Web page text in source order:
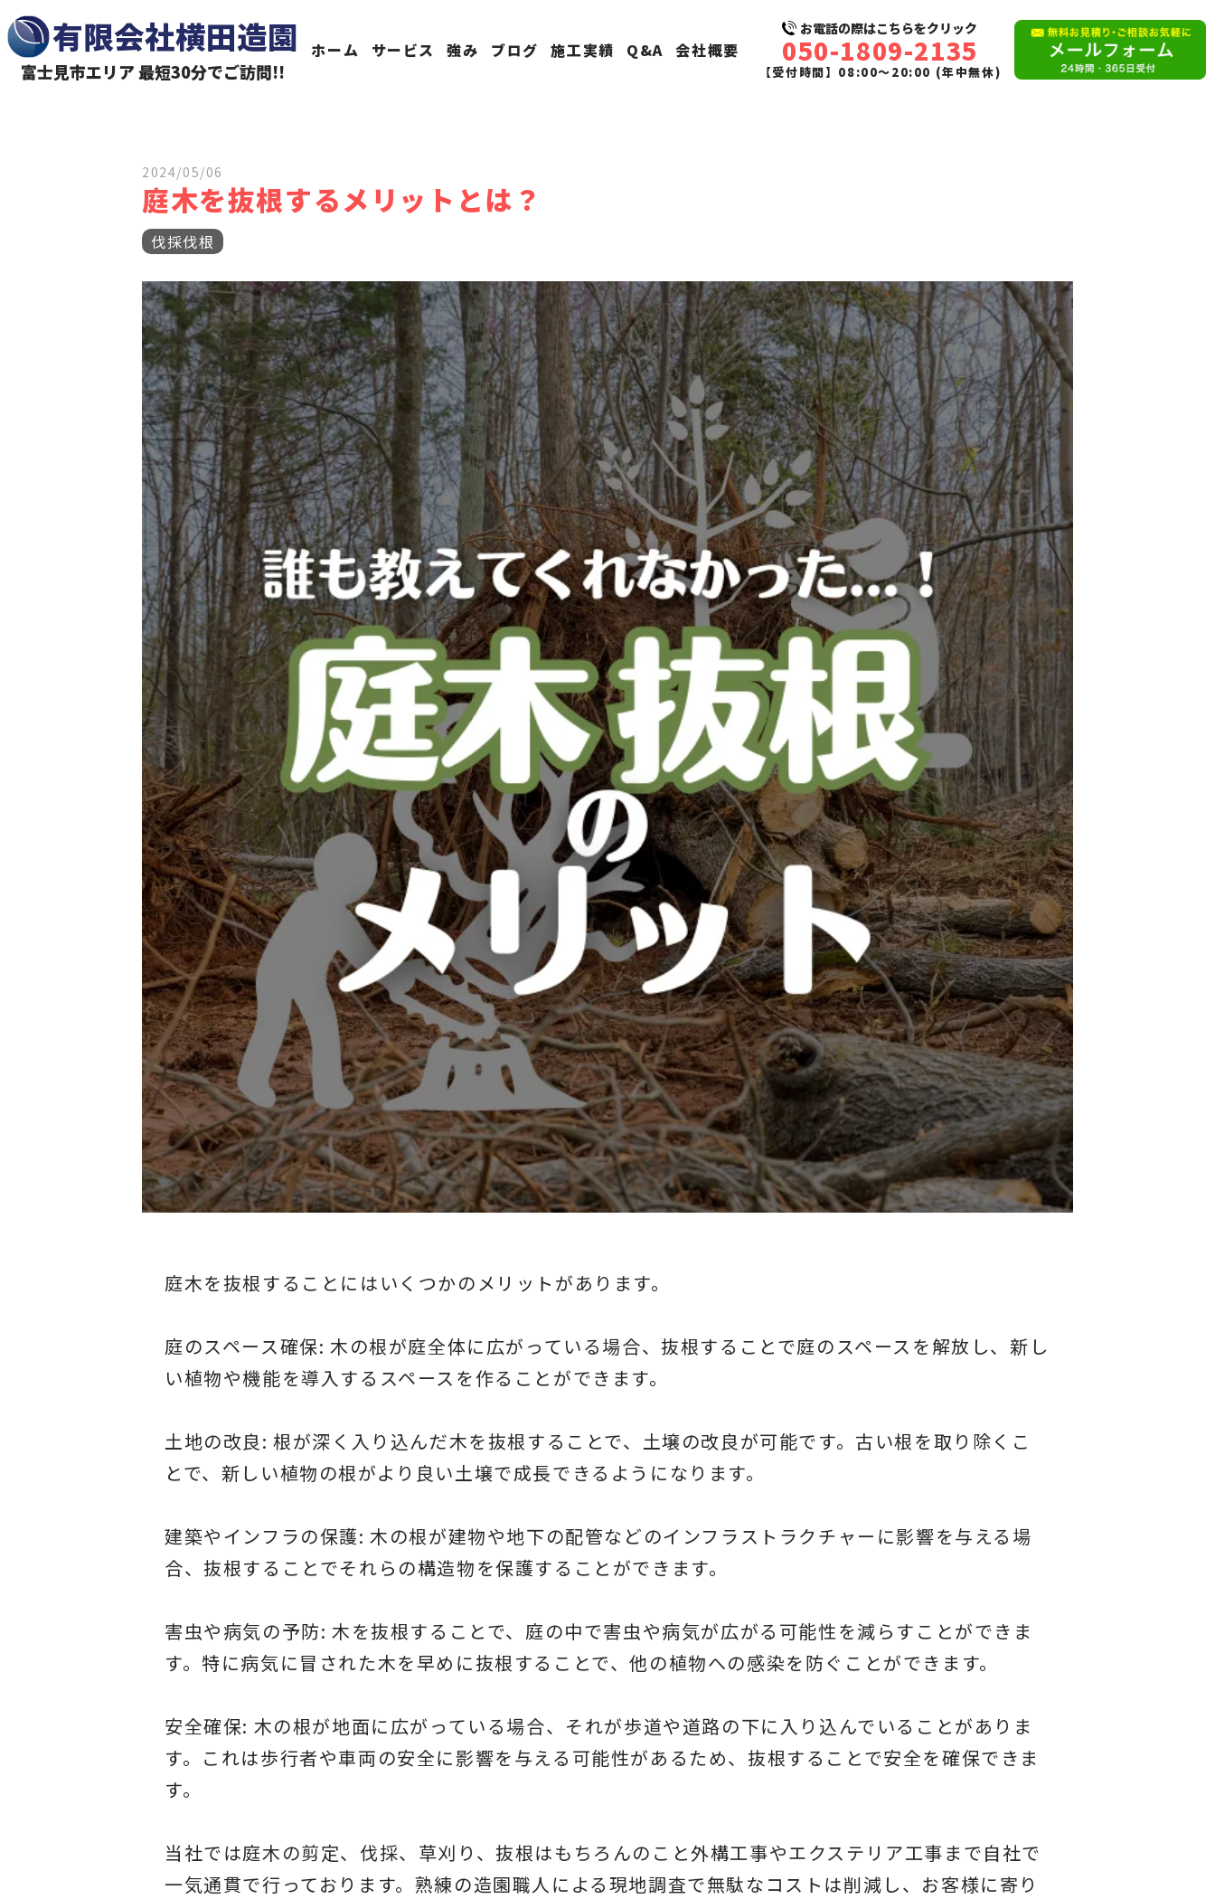
有限会社横田造園
富士見市エリア 最短30分でご訪問!!
ホーム サービス 強み ブログ 施工実績 Q&A 会社概要
お電話の際はこちらをクリック
050-1809-2135
【受付時間】08:00〜20:00 (年中無休)
2024/05/06
庭木を抜根するメリットとは？
伐採伐根
庭木を抜根することにはいくつかのメリットがあります。
庭のスペース確保: 木の根が庭全体に広がっている場合、抜根することで庭のスペースを解放し、新し
い植物や機能を導入するスペースを作ることができます。
土地の改良: 根が深く入り込んだ木を抜根することで、土壌の改良が可能です。古い根を取り除くこ
とで、新しい植物の根がより良い土壌で成長できるようになります。
建築やインフラの保護: 木の根が建物や地下の配管などのインフラストラクチャーに影響を与える場
合、抜根することでそれらの構造物を保護することができます。
害虫や病気の予防: 木を抜根することで、庭の中で害虫や病気が広がる可能性を減らすことができま
す。特に病気に冒された木を早めに抜根することで、他の植物への感染を防ぐことができます。
安全確保: 木の根が地面に広がっている場合、それが歩道や道路の下に入り込んでいることがありま
す。これは歩行者や車両の安全に影響を与える可能性があるため、抜根することで安全を確保できま
す。
当社では庭木の剪定、伐採、草刈り、抜根はもちろんのこと外構工事やエクステリア工事まで自社で
一気通貫で行っております。熟練の造園職人による現地調査で無駄なコストは削減し、お客様に寄り